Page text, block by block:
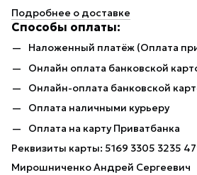
Подробнее о доставке
Способы оплаты:
Наложенный платёж (Оплата
Онлайн оплата банковской
Онлайн-оплата банковской
Оплата наличными курьеру
Оплата на карту Приватбанка
Реквизиты карты: 5169 3305 3235
Мирошниченко Андрей Сергеевич